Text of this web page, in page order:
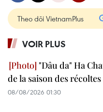
Theo dõi VietnamPlus
VOIR PLUS
"Dâu da" Ha
de la saison des
08/08/2026 01:30